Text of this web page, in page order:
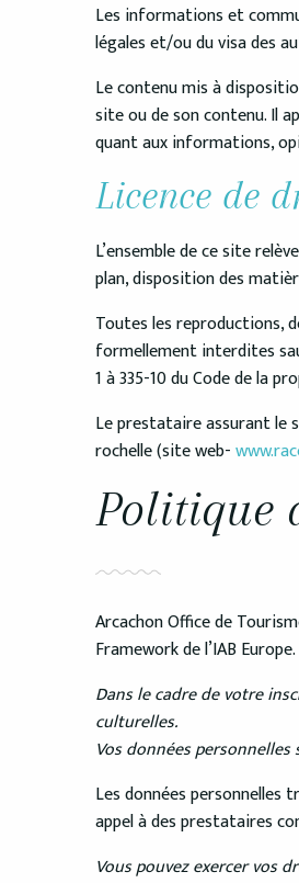
Les informations et
légales et/ou du visa des
Le contenu mis à
site ou de son contenu. Il
quant aux informations,
Licence de
L’ensemble de ce site
plan, disposition des
Toutes les reproductions,
formellement interdites
1 à 335-10 du Code de la
Le prestataire assurant le
rochelle (site web-
Politique
Arcachon Office de
Framework de l’IAB
Dans le cadre de votre
culturelles.
Vos données
Les données
appel à des prestataires
Vous pouvez exercer vos